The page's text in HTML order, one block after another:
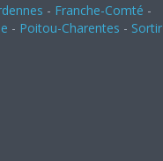
- Franche-Comté -
- Poitou-Charentes - Sortir